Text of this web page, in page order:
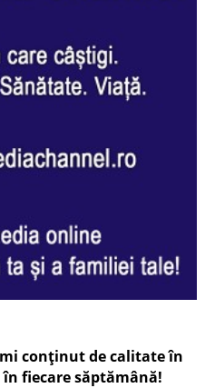
conținut de calitate în
fiecaresăptămână!